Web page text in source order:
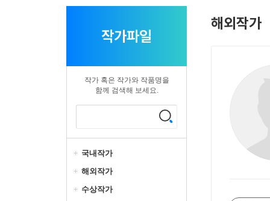
작가파일
작가 혹은 작가와 작품명을
함께 검색해 보세요.
국내작가
해외작가
수상작가
해외작가